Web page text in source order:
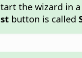
the wizard in
button is called